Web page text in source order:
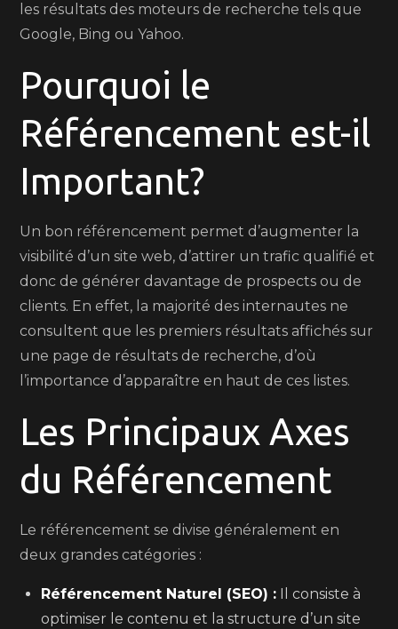
les résultats des moteurs de recherche tels que
Google, Bing ou Yahoo.
Pourquoi le
Référencement est-il
Important?
Un bon référencement permet d’augmenter la
visibilité d’un site web, d’attirer un trafic qualifié et
donc de générer davantage de prospects ou de
clients. En effet, la majorité des internautes ne
consultent que les premiers résultats affichés sur
une page de résultats de recherche, d’où
l’importance d’apparaître en haut de ces listes.
Les Principaux Axes
du Référencement
Le référencement se divise généralement en
deux grandes catégories :
Référencement Naturel (SEO) : Il consiste à
optimiser le contenu et la structure d’un site